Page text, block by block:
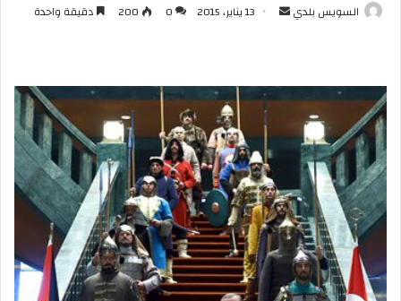
السويس بلدي
أرسل 13 يناير، 2015 0
200 دقيقة واحدة